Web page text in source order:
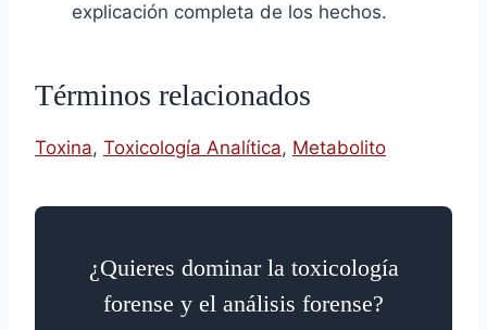
explicación completa de los hechos.
Términos relacionados
Toxina, Toxicología Analítica, Metabolito
¿Quieres dominar la toxicología
forense y el análisis forense?